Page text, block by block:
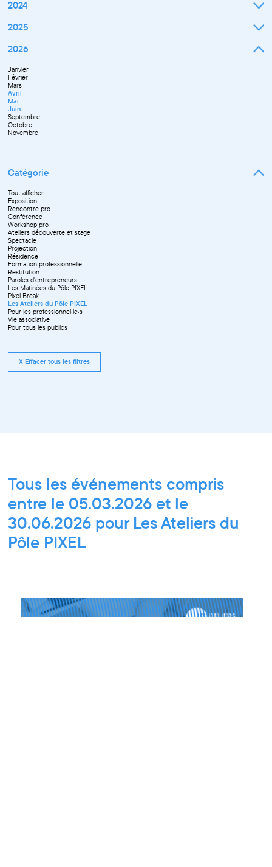
Avril
Juillet
Septembre
Octobre
Novembre
Décembre
Janvier
Février
Mars
Avril
Septembre
Octobre
Novembre
Décembre
2024
Janvier
Février
Mars
Avril
Juillet
Septembre
Novembre
Décembre
2025
Janvier
Février
Mars
Avril
Mai
Juin
Juillet
Septembre
Octobre
Novembre
Décembre
2026
Janvier
Février
Mars
Avril
Mai
Juin
Septembre
Octobre
Novembre
Catégorie
Tout afficher
Exposition
Rencontre pro
Conférence
Workshop pro
Ateliers découverte et stage
Spectacle
Projection
Résidence
Formation professionnelle
Restitution
Paroles d'entrepreneurs
Les Matinées du Pôle PIXEL
Pixel Break
Les Ateliers du Pôle PIXEL
Pour les professionnel·le·s
Vie associative
Pour tous les publics
X Effacer tous les filtres
Tous les événements compris
entre le 05.03.2026 et le
30.06.2026 pour Les Ateliers du
Pôle PIXEL